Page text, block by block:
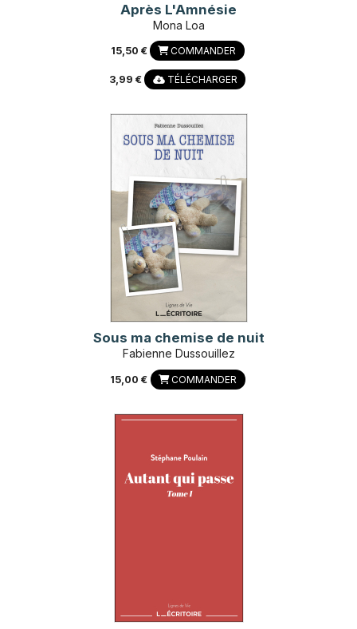
Après L'Amnésie
Mona Loa
15,50 € COMMANDER
3,99 € TÉLÉCHARGER
Sous ma chemise de nuit
Fabienne Dussouillez
15,00 € COMMANDER